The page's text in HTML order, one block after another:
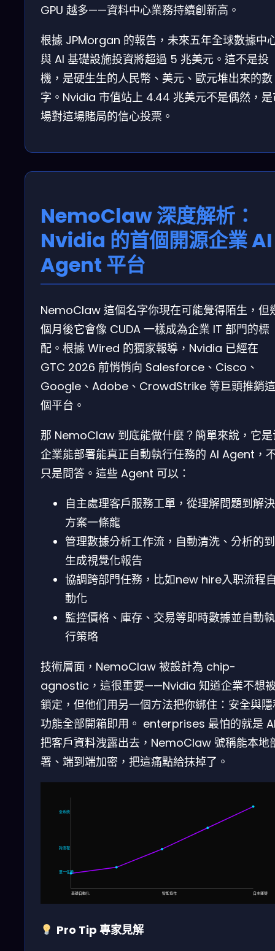
GPU 越多——資料中心業務持續創新高。
根據 JPMorgan 的報告，未來五年全球數據中
與 AI 基礎設施投資將超過 5 兆美元。這不是投
機，是硬生生的人民幣、美元、歐元堆出來的數
字。Nvidia 市值站上 4.44 兆美元不是偶然，
場對這場賭局的信心投票。
NemoClaw 深度解析：
Nvidia 的首個開源企業 AI
Agent 平台
NemoClaw 這個名字你現在可能覺得陌生，但
個月後它會像 CUDA 一樣成為企業 IT 部門的標
配。根據 Wired 的獨家報導，Nvidia 已經在
GTC 2026 前悄悄向 Salesforce、Cisco、
Google、Adobe、CrowdStrike 等巨頭推銷這
個平台。
那 NemoClaw 到底能做什麼？簡單來說，它
企業能部署能真正自動執行任務的 AI Agent，
只是問答。這些 Agent 可以：
自主處理客戶服務工單，從理解問題到解決
方案一條龍
管理數據分析工作流，自動清洗、分析的到
生成視覺化報告
協調跨部門任務，比如new hire入职流程
動化
監控價格、庫存、交易等即時數據並自動執
行策略
技術層面，NemoClaw 被設計為 chip-
agnostic，這很重要——Nvidia 知道企業不想
鎖定，但他们用另一個方法把你綁住：安全與
功能全部開箱即用。 enterprises 最怕的就是
把客戶資料洩露出去，NemoClaw 號稱能本地
署、端到端加密，把這痛點給抹掉了。
基礎自動化 智能協作 自主運營
單一任務
跨流程
全系統
Pro Tip 專家見解